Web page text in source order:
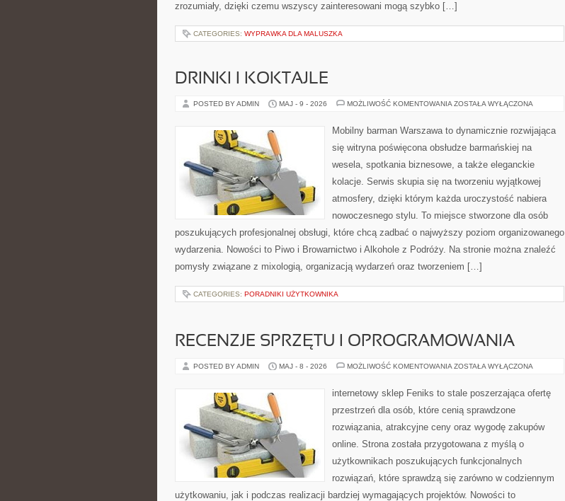
zrozumiały, dzięki czemu wszyscy zainteresowani mogą szybko […]
CATEGORIES: WYPRAWKA DLA MALUSZKA
DRINKI I KOKTAJLE
POSTED BY ADMIN MAJ - 9 - 2026 MOŻLIWOŚĆ KOMENTOWANIA DRINKI
ZOSTAŁA WYŁĄCZONA
Mobilny barman Warszawa to dynamicznie rozwijająca
się witryna poświęcona obsłudze barmańskiej na
wesela, spotkania biznesowe, a także eleganckie
kolacje. Serwis skupia się na tworzeniu wyjątkowej
atmosfery, dzięki którym każda uroczystość nabiera
nowoczesnego stylu. To miejsce stworzone dla osób
poszukujących profesjonalnej obsługi, które chcą zadbać o najwyższy poziom organizowanego
wydarzenia. Nowości to Piwo i Browarnictwo i Alkohole z Podróży. Na stronie można znaleźć
pomysły związane z mixologią, organizacją wydarzeń oraz tworzeniem […]
CATEGORIES: PORADNIKI UŻYTKOWNIKA
RECENZJE SPRZĘTU I OPROGRAMOWANIA
POSTED BY ADMIN MAJ - 8 - 2026 MOŻLIWOŚĆ KOMENTOWANIA RECENZJE
OPROGRAMOWANIA
ZOSTAŁA WYŁĄCZONA
internetowy sklep Feniks to stale poszerzająca ofertę
przestrzeń dla osób, które cenią sprawdzone
rozwiązania, atrakcyjne ceny oraz wygodę zakupów
online. Strona została przygotowana z myślą o
użytkownikach poszukujących funkcjonalnych
rozwiązań, które sprawdzą się zarówno w codziennym
użytkowaniu, jak i podczas realizacji bardziej wymagających projektów. Nowości to